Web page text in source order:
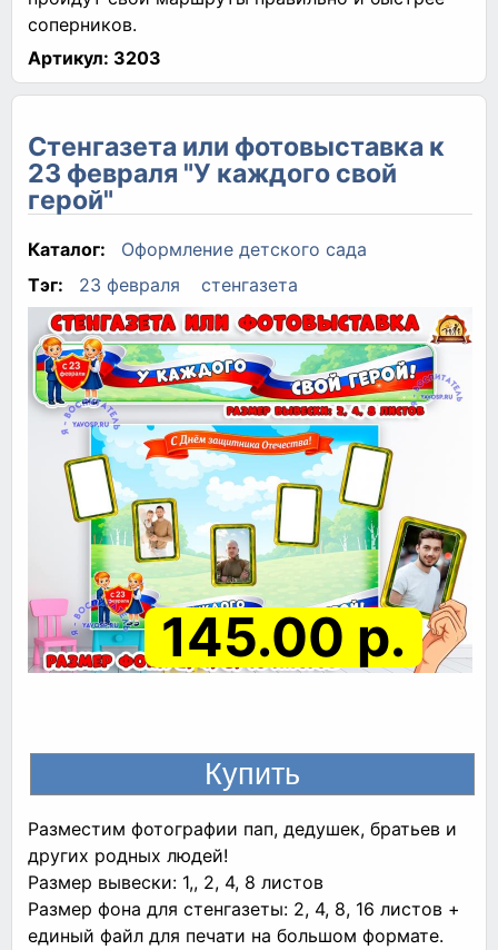
соперников.
Артикул: 3203
Стенгазета или фотовыставка к
23 февраля "У каждого свой
герой"
Каталог:
Оформление детского сада
Тэг:
23 февраля стенгазета
145.00 р.
Разместим фотографии пап, дедушек, братьев и
других родных людей!
Размер вывески: 1,, 2, 4, 8 листов
Размер фона для стенгазеты: 2, 4, 8, 16 листов +
единый файл для печати на большом формате.